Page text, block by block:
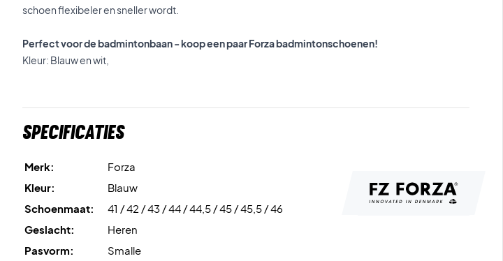
schoen flexibeler en sneller wordt.
Perfect voor de badmintonbaan - koop een paar Forza badmintonschoenen!
Kleur: Blauw en wit,
Specificaties
Merk:
Forza
Kleur:
Blauw
Schoenmaat:
41 / 42 / 43 / 44 / 44,5 / 45 / 45,5 / 46
Geslacht:
Heren
Pasvorm:
Smalle